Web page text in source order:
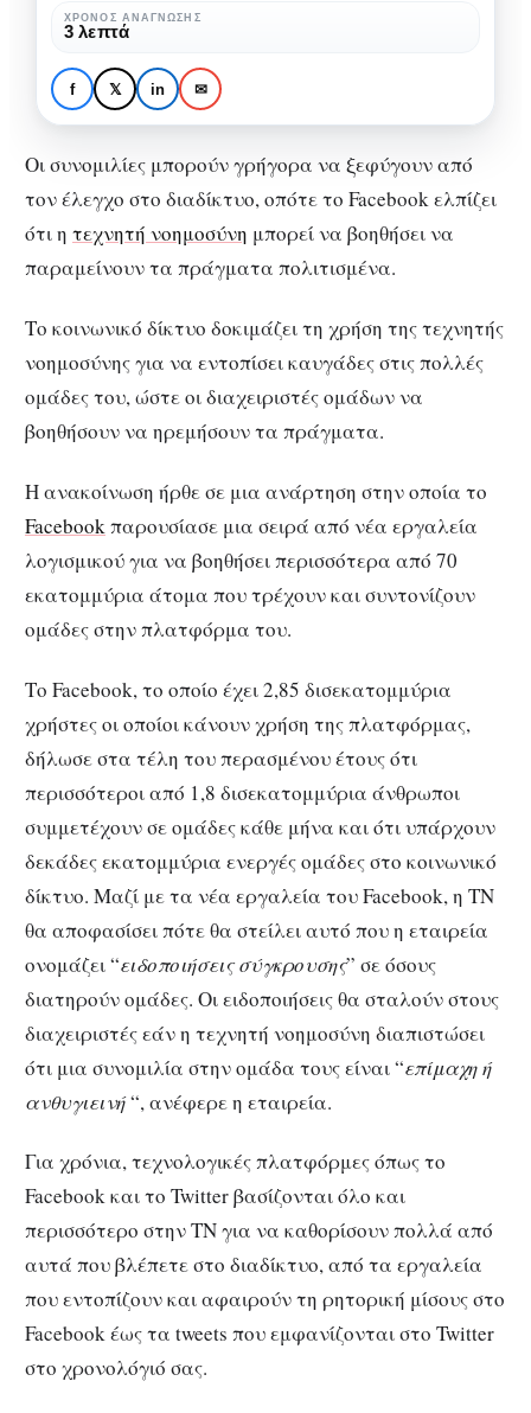
Το Facebook σχεδιάζει
πρόγραμμα ΤΝ για να
σταματήσετε να
τσακώνεστε στις ομάδες
του
για
να
σταματήσετε
τσακώνεστε
στις
ομάδες
του
ΧΡΌΝΟΣ ΑΝΆΓΝΩΣΗΣ
3 λεπτά
f 𝕏 in ✉
Οι συνομιλίες μπορούν γρήγορα να ξεφύγουν από
τον έλεγχο στο διαδίκτυο, οπότε το Facebook ελπίζει
ότι η τεχνητή νοημοσύνη μπορεί να βοηθήσει να
παραμείνουν τα πράγματα πολιτισμένα.
Το κοινωνικό δίκτυο δοκιμάζει τη χρήση της τεχνητής
νοημοσύνης για να εντοπίσει καυγάδες στις πολλές
ομάδες του, ώστε οι διαχειριστές ομάδων να
βοηθήσουν να ηρεμήσουν τα πράγματα.
Η ανακοίνωση ήρθε σε μια ανάρτηση στην οποία το
Facebookπαρουσίασε μια σειρά από νέα εργαλεία
λογισμικού για να βοηθήσει περισσότερα από 70
εκατομμύρια άτομα που τρέχουν και συντονίζουν
ομάδες στην πλατφόρμα του.
Το Facebook, το οποίο έχει 2,85 δισεκατομμύρια
χρήστες οι οποίοι κάνουν χρήση της πλατφόρμας,
δήλωσε στα τέλη του περασμένου έτους ότι
περισσότεροι από 1,8 δισεκατομμύρια άνθρωποι
συμμετέχουν σε ομάδες κάθε μήνα και ότι υπάρχουν
δεκάδες εκατομμύρια ενεργές ομάδες στο κοινωνικό
δίκτυο. Μαζί με τα νέα εργαλεία του Facebook, η ΤΝ
θα αποφασίσει πότε θα στείλει αυτό που η εταιρεία
ονομάζει “ειδοποιήσεις σύγκρουσης” σε όσους
διατηρούν ομάδες. Οι ειδοποιήσεις θα σταλούν στους
διαχειριστές εάν η τεχνητή νοημοσύνη διαπιστώσει
ότι μια συνομιλία στην ομάδα τους είναι “επίμαχη ή
ανθυγιεινή“, ανέφερε η εταιρεία.
Για χρόνια, τεχνολογικές πλατφόρμες όπως το
Facebook και το Twitter βασίζονται όλο και
περισσότερο στην ΤΝ για να καθορίσουν πολλά από
αυτά που βλέπετε στο διαδίκτυο, από τα εργαλεία
που εντοπίζουν και αφαιρούν τη ρητορική μίσους στο
Facebook έως τα tweets που εμφανίζονται στο Twitter
στο χρονολόγιό σας.